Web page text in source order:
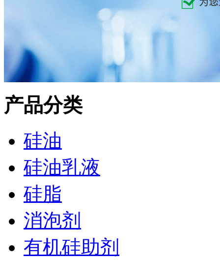
产品分类
硅油
硅油乳液
硅脂
消泡剂
有机硅助剂